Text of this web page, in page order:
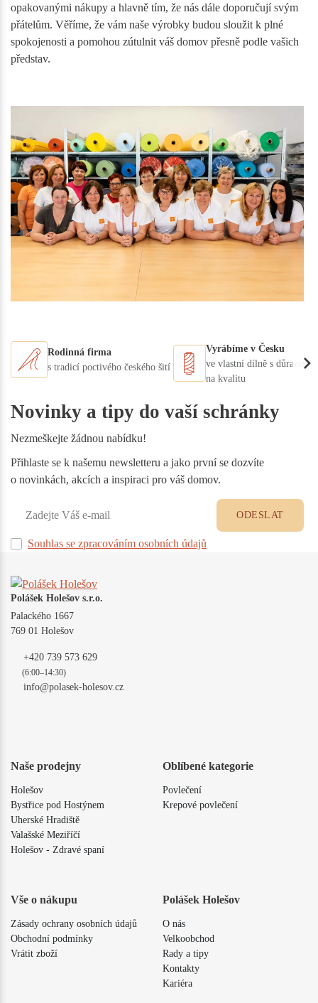
opakovanými nákupy a hlavně tím, že nás dále doporučují svým
přátelům. Věříme, že vám naše výrobky budou sloužit k plné
spokojenosti a pomohou zútulnit váš domov přesně podle vašich
představ.
Rodinná firma
s tradicí poctivého českého šití
Vyrábíme v Česku
ve vlastní dílně s důrazem
na kvalitu
Novinky a tipy do vaší schránky
Nezmeškejte žádnou nabídku!
Přihlaste se k našemu newsletteru a jako první se dozvíte
o novinkách, akcích a inspiraci pro váš domov.
Souhlas se zpracováním osobních údajů
ODESLAT
Polášek Holešov s.r.o.
Palackého 1667
769 01 Holešov
+420 739 573 629
(6:00–14:30)
info@polasek-holesov.cz
Naše prodejny
Holešov
Bystřice pod Hostýnem
Uherské Hradiště
Valašské Meziříčí
Holešov - Zdravé spaní
Oblíbené kategorie
Povlečení
Krepové povlečení
Vše o nákupu
Zásady ochrany osobních údajů
Obchodní podmínky
Vrátit zboží
Polášek Holešov
O nás
Velkoobchod
Rady a tipy
Kontakty
Kariéra